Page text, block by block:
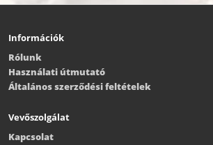
Használati útmutató
Általános szerződési feltételek
Vevőszolgálat
Visszáru
Elállási nyilatkozat